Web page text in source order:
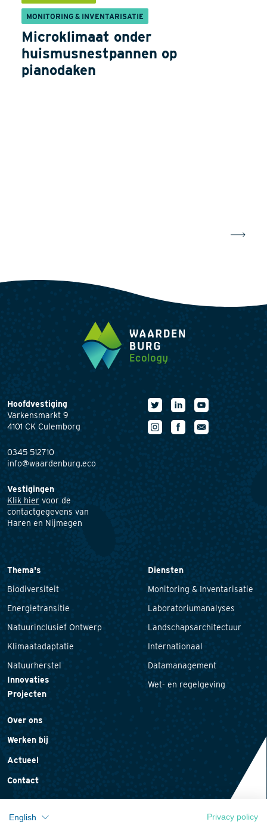
MONITORING & INVENTARISATIE
Microklimaat onder
huismusnestpannen op
pianodaken
Hoofdvestiging
Varkensmarkt 9
4101 CK Culemborg
0345 512710
info@waardenburg.eco
Vestigingen
Klik hier voor de
contactgegevens van
Haren en Nijmegen
Thema's
Biodiversiteit
Energietransitie
Natuurinclusief Ontwerp
Klimaatadaptatie
Natuurherstel
Innovaties
Projecten
Diensten
Monitoring & Inventarisatie
Laboratoriumanalyses
Landschapsarchitectuur
Internationaal
Datamanagement
Wet- en regelgeving
Over ons
Werken bij
Actueel
Contact
English
Privacy policy